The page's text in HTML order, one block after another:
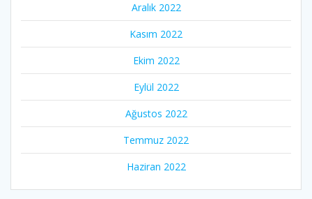
Aralık 2022
Kasım 2022
Ekim 2022
Eylül 2022
Ağustos 2022
Temmuz 2022
Haziran 2022